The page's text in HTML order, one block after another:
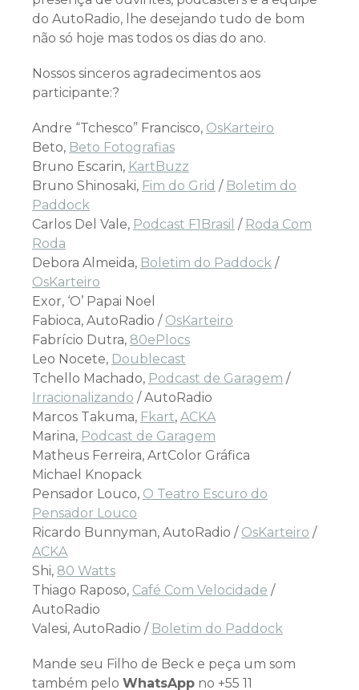
do AutoRadio, lhe desejando tudo de bom
não só hoje mas todos os dias do ano.
Nossos sinceros agradecimentos aos
participante:?
Andre “Tchesco” Francisco, OsKarteiro
Beto, Beto Fotografias
Bruno Escarin, KartBuzz
Bruno Shinosaki, Fim do Grid / Boletim do
Paddock
Carlos Del Vale, Podcast F1Brasil / Roda Com
Roda
Debora Almeida, Boletim do Paddock /
OsKarteiro
Exor, ‘O’ Papai Noel
Fabioca, AutoRadio / OsKarteiro
Fabrício Dutra, 80ePlocs
Leo Nocete, Doublecast
Tchello Machado, Podcast de Garagem /
Irracionalizando / AutoRadio
Marcos Takuma, Fkart, ACKA
Marina, Podcast de Garagem
Matheus Ferreira, ArtColor Gráfica
Michael Knopack
Pensador Louco, O Teatro Escuro do
Pensador Louco
Ricardo Bunnyman, AutoRadio / OsKarteiro /
ACKA
Shi, 80 Watts
Thiago Raposo, Café Com Velocidade /
AutoRadio
Valesi, AutoRadio / Boletim do Paddock
Mande seu Filho de Beck e peça um som
também pelo WhatsApp no +55 11